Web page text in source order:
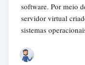
software. Por meio
servidor virtual
sistemas